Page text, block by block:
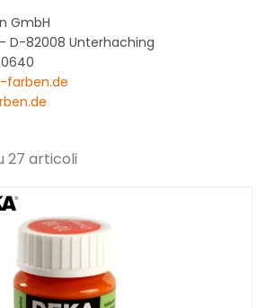
GmbH
D-82008 Unterhaching
farben.de
27 articoli